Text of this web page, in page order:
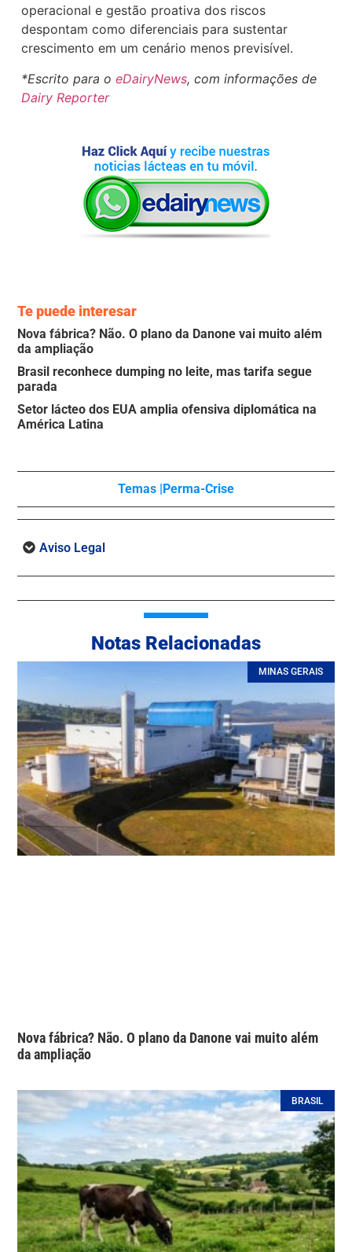
operacional e gestão proativa dos riscos
despontam como diferenciais para sustentar
crescimento em um cenário menos previsível.
*Escrito para oeDairyNews, com informações de
Dairy Reporter
Te puede interesar
Nova fábrica? Não. O plano da Danone vai muito além
da ampliação
Brasil reconhece dumping no leite, mas tarifa segue
parada
Setor lácteo dos EUA amplia ofensiva diplomática na
América Latina
Temas | Perma-Crise
Aviso Legal
Notas Relacionadas
MINAS GERAIS
Nova fábrica? Não. O plano da Danone vai muito além
da ampliação
BRASIL